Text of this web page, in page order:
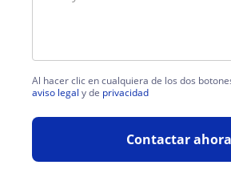
Al hacer clic en cualquiera de los dos
aviso legal y de privacidad
Contactar ahora